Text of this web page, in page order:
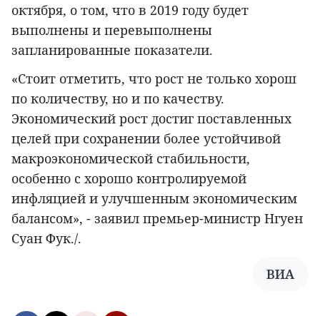
октября, о том, что в 2019 году будет
выполнены и перевыполнены
запланированные показатели.
«Стоит отметить, что рост не только хорош
по количеству, но и по качеству.
Экономический рост достиг поставленных
целей при сохранении более устойчивой
макроэкономической стабильности,
особенно с хорошо контролируемой
инфляцией и улучшенным экономическим
балансом», - заявил премьер-министр Нгуен
Суан Фук./.
ВИА